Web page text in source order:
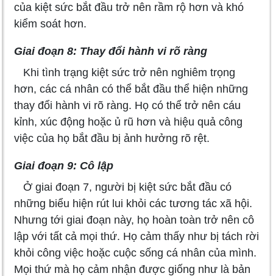
của kiệt sức bắt đầu trở nên rầm rộ hơn và khó
kiểm soát hơn.
Giai đoạn 8: Thay đổi hành vi rõ ràng
Khi tình trạng kiệt sức trở nên nghiêm trọng
hơn, các cá nhân có thể bắt đầu thể hiện những
thay đổi hành vi rõ ràng. Họ có thể trở nên cáu
kỉnh, xúc động hoặc ủ rũ hơn và hiệu quả công
việc của họ bắt đầu bị ảnh hưởng rõ rệt.
Giai đoạn 9: Cô lập
Ở giai đoạn 7, người bị kiệt sức bắt đầu có
những biểu hiện rút lui khỏi các tương tác xã hội.
Nhưng tới giai đoạn này, họ hoàn toàn trở nên cô
lập với tất cả mọi thứ. Họ cảm thấy như bị tách rời
khỏi công việc hoặc cuộc sống cá nhân của mình.
Mọi thứ mà họ cảm nhận được giống như là bản